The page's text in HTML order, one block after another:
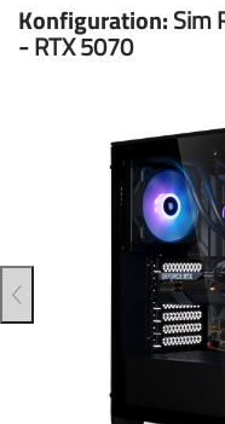
Konfiguration:Sim
- RTX 5070